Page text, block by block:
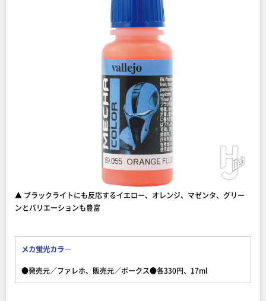
▲ ブラックライトにも反応するイエロー、オレンジ、マゼンタ、グリー
ンとバリエーションも豊富
メカ蛍光カラ―
●発売元／ファレホ、販売元／ボークス●各330円、17ml